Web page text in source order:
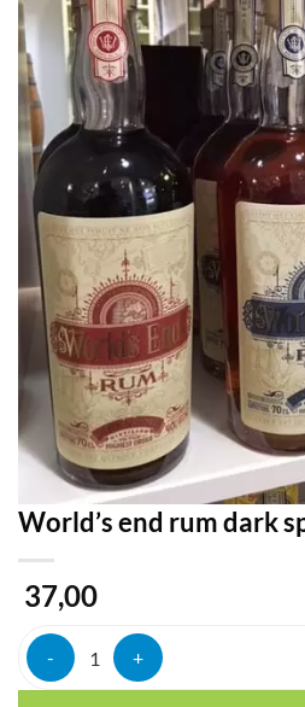
World’s end rum dark
37,00
World's end rum dark spiced aantal